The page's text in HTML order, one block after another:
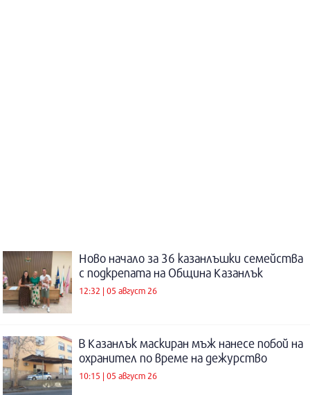
Ново начало за 36 казанлъшки семейства
с подкрепата на Община Казанлък
12:32 | 05 август 26
В Казанлък маскиран мъж нанесе побой на
охранител по време на дежурство
10:15 | 05 август 26